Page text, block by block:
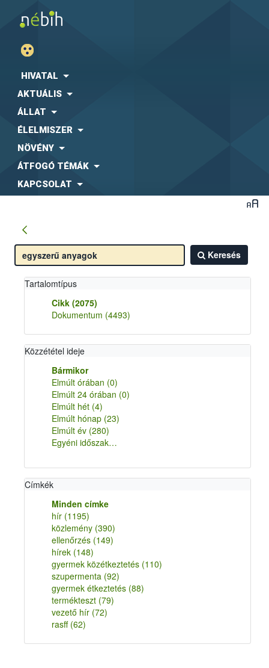
HIVATAL
AKTUÁLIS
ÁLLAT
ÉLELMISZER
NÖVÉNY
ÁTFOGÓ TÉMÁK
KAPCSOLAT
Keresés
Tartalomtípus
Cikk (2075)
Dokumentum (4493)
Közzététel ideje
Bármikor
Elmúlt órában (0)
Elmúlt 24 órában (0)
Elmúlt hét (4)
Elmúlt hónap (23)
Elmúlt év (280)
Egyéni időszak…
Címkék
Minden címke
hír (1195)
közlemény (390)
ellenőrzés (149)
hírek (148)
gyermek közétkeztetés (110)
szupermenta (92)
gyermek étkeztetés (88)
termékteszt (79)
vezető hír (72)
rasff (62)